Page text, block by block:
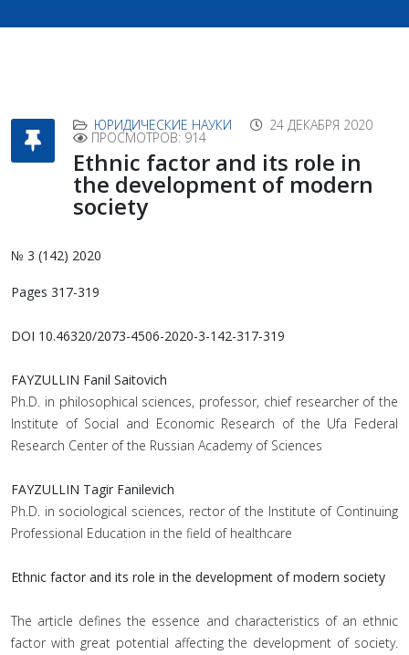
ЮРИДИЧЕСКИЕ НАУКИ 24 ДЕКАБРЯ 2020
ПРОСМОТРОВ: 914
Ethnic factor and its role in
the development of modern
society
№ 3 (142) 2020
Pages 317-319
DOI 10.46320/2073-4506-2020-3-142-317-319
FAYZULLIN Fanil Saitovich
Ph.D. in philosophical sciences, professor, chief researcher of the
Institute of Social and Economic Research of the Ufa Federal
Research Center of the Russian Academy of Sciences
FAYZULLIN Tagir Fanilevich
Ph.D. in sociological sciences, rector of the Institute of Continuing
Professional Education in the field of healthcare
Ethnic factor and its role in the development of modern society
The article defines the essence and characteristics of an ethnic
factor with great potential affecting the development of society.